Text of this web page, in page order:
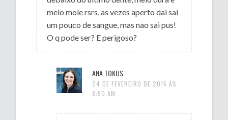
meio mole rsrs, as vezes aperto dai sai
um pouco de sangue, mas nao sai pus!
O q pode ser? E perigoso?
ANA TOKUS
24 DE FEVEREIRO DE 2015 ÀS
8:50 AM